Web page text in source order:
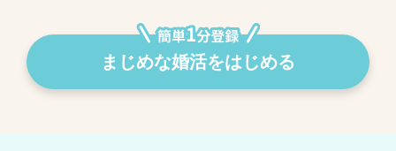
まじめな婚活をはじめる